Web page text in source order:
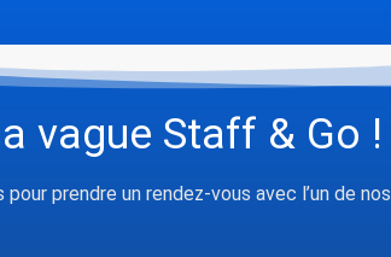
vague Staff & Go !
prendre un rendez-vous avec l’un de nos